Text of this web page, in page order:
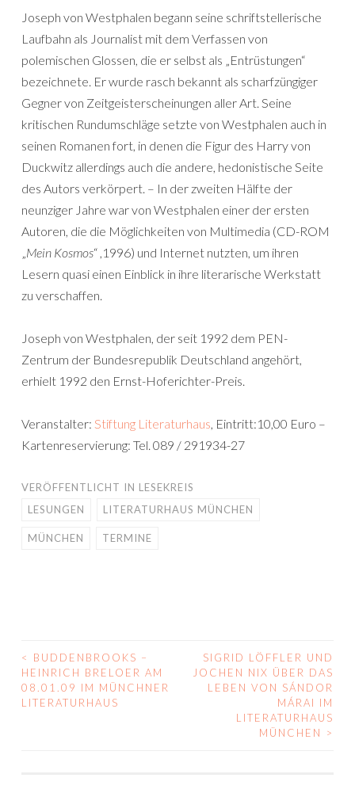
Joseph von Westphalen begann seine schriftstellerische
Laufbahn als Journalist mit dem Verfassen von
polemischen Glossen, die er selbst als „Entrüstungen“
bezeichnete. Er wurde rasch bekannt als scharfzüngiger
Gegner von Zeitgeisterscheinungen aller Art. Seine
kritischen Rundumschläge setzte von Westphalen auch in
seinen Romanen fort, in denen die Figur des Harry von
Duckwitz allerdings auch die andere, hedonistische Seite
des Autors verkörpert. – In der zweiten Hälfte der
neunziger Jahre war von Westphalen einer der ersten
Autoren, die die Möglichkeiten von Multimedia (CD-ROM
„Mein Kosmos“ ,1996) und Internet nutzten, um ihren
Lesern quasi einen Einblick in ihre literarische Werkstatt
zu verschaffen.
Joseph von Westphalen, der seit 1992 dem PEN-
Zentrum der Bundesrepublik Deutschland angehört,
erhielt 1992 den Ernst-Hoferichter-Preis.
Veranstalter: Stiftung Literaturhaus, Eintritt:10,00 Euro –
Kartenreservierung: Tel. 089 / 291934-27
VERÖFFENTLICHT IN LESEKREIS
LESUNGEN
LITERATURHAUS MÜNCHEN
MÜNCHEN TERMINE
BEITRAGS-
NAVIGATION
<
BUDDENBROOKS –
HEINRICH BRELOER AM
08.01.09 IM MÜNCHNER
LITERATURHAUS
SIGRID LÖFFLER UND
JOCHEN NIX ÜBER DAS
LEBEN VON SÁNDOR
MÁRAI IM
LITERATURHAUS
MÜNCHEN
>